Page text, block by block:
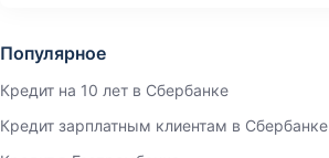
Популярное
Кредит на 10 лет в Сбербанке
Кредит зарплатным клиентам в Сбербанке